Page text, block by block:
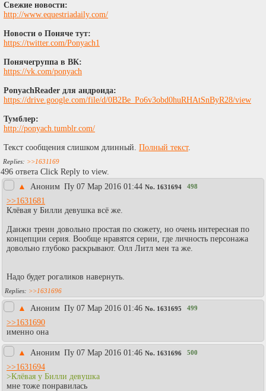
Свежие новости:
http://www.equestriadaily.com/
Новости о Поняче тут:
https://twitter.com/Ponyach1
Понячегруппа в ВК:
https://vk.com/ponyach
PonyachReader для андроида:
https://drive.google.com/file/d/0B2Be_Po6v3obd0huRHAtSnByR28/view
Тумблер:
http://ponyach.tumblr.com/
Текст сообщения слишком длинный. Полный текст.
>>1631169
496 ответа Click Reply to view.
▲
Аноним Пy 07 Мар 2016 01:44 No. 1631694 498
>>1631681
Клёвая у Билли девушка всё же.
Данжн треин довольно простая по сюжету, но очень интересная по
концепции серия. Вообще нравятся серии, где личность персонажа
довольно глубоко раскрывают. Олл Литл мен та же.
Надо будет рогаликов навернуть.
>>1631696
▲ Аноним Пy 07 Мар 2016 01:46 No. 1631695 499
>>1631690
именно она
▲ Аноним Пy 07 Мар 2016 01:46 No. 1631696 500
>>1631694
>Клёвая у Билли девушка
мне тоже понравилась